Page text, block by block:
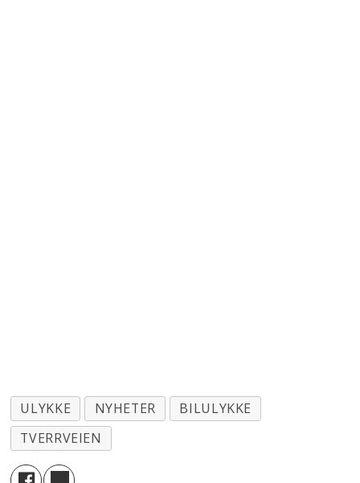
ULYKKE NYHETER
BILULYKKE
TVERRVEIEN